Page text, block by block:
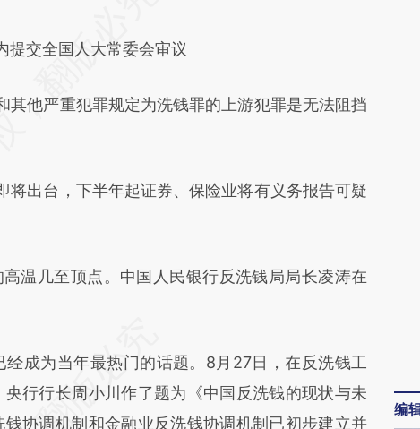
代表财新观点和立场。推荐点击链接阅读原文细
交全国人大常委会审议
他严重犯罪规定为洗钱罪的上游犯罪是无法阻挡
出台，下半年起证券、保险业将有义务报告可疑
几至顶点。中国人民银行反洗钱局局长凌涛在
成为当年最热门的话题。8月27日，在反洗钱工
行行长周小川作了题为《中国反洗钱的现状与未
协调机制和金融业反洗钱协调机制已初步建立并
编